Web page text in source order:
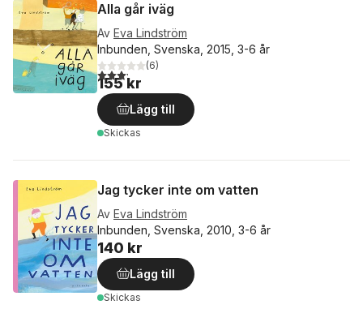
Alla går iväg
Av Eva Lindström
Inbunden, Svenska, 2015, 3-6 år
3,2utav 5 stjärnor. Totalt antal röster:
(6)
155 kr
Lägg till
Skickas
Jag tycker inte om vatten
Av Eva Lindström
Inbunden, Svenska, 2010, 3-6 år
140 kr
Lägg till
Skickas